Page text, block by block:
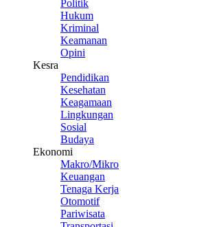
Politik
Hukum
Kriminal
Keamanan
Opini
Kesra
Pendidikan
Kesehatan
Keagamaan
Lingkungan
Sosial
Budaya
Ekonomi
Makro/Mikro
Keuangan
Tenaga Kerja
Otomotif
Pariwisata